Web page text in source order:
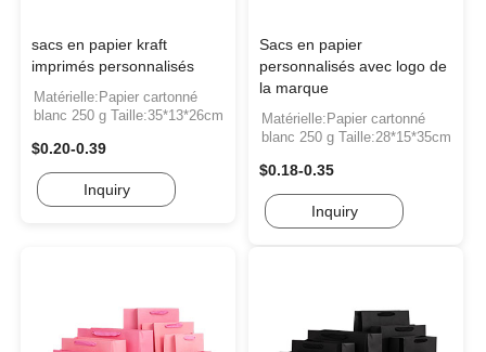
sacs en papier kraft
imprimés personnalisés
Matérielle:Papier cartonné
blanc 250 g Taille:35*13*26cm
$0.20-0.39
Inquiry
Sacs en papier
personnalisés avec logo de
la marque
Matérielle:Papier cartonné
blanc 250 g Taille:28*15*35cm
$0.18-0.35
Inquiry